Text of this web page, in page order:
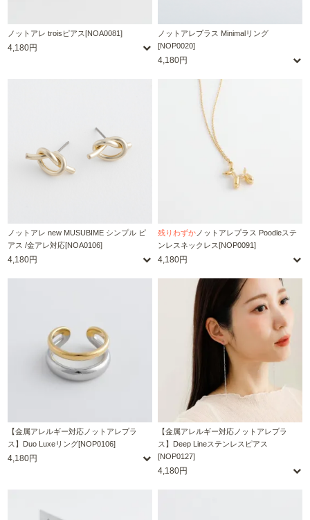
ノットアレ troisピアス[NOA0081]
4,180円
ノットアレプラス Minimalリング
[NOP0020]
4,180円
ノットアレ new MUSUBIME シンプル ピ
アス /金アレ対応[NOA0106]
4,180円
残りわずか ノットアレプラス Poodleステ
ンレスネックレス[NOP0091]
4,180円
【金属アレルギー対応ノットアレプラ
ス】Duo Luxeリング[NOP0106]
4,180円
【金属アレルギー対応ノットアレプラ
ス】Deep Lineステンレスピアス
[NOP0127]
4,180円